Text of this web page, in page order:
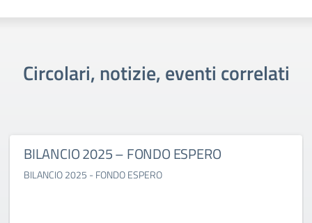
Circolari, notizie, eventi correlati
BILANCIO 2025 – FONDO ESPERO
BILANCIO 2025 - FONDO ESPERO